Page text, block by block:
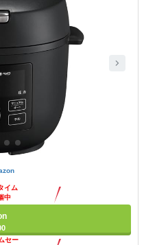
イム
中
セー